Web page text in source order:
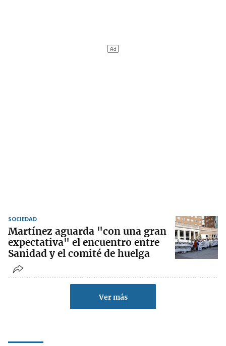
SOCIEDAD
Martínez aguarda "con una gran
expectativa" el encuentro entre
Sanidad y el comité de huelga
Ver más